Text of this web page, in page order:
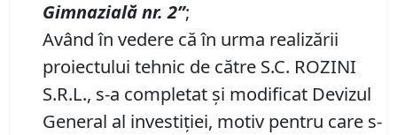
Gimnazială nr. 2”;
Având în vedere că în urma realizării
proiectului tehnic de către S.C. ROZINI
S.R.L., s-a completat și modificat Devizul
General al investiției, motiv pentru care s-